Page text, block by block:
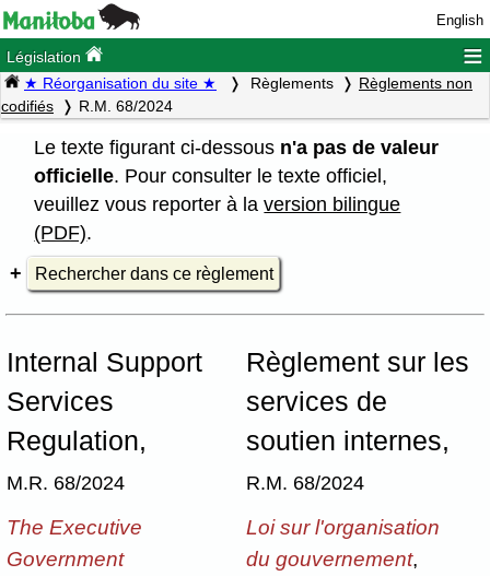
English
Législation ≡
★ Réorganisation du site ★ Règlements
Règlements non
codifiés
R.M. 68/2024
Le texte figurant ci-dessous n'a pas de valeur
officielle. Pour consulter le texte officiel,
veuillez vous reporter à laversion bilingue
(PDF).
Rechercher dans ce règlement
Internal Support
Services
Regulation,
M.R. 68/2024
Règlement sur les
services de
soutien internes,
R.M. 68/2024
The Executive
Government
Loi sur l'organisation
du gouvernement,